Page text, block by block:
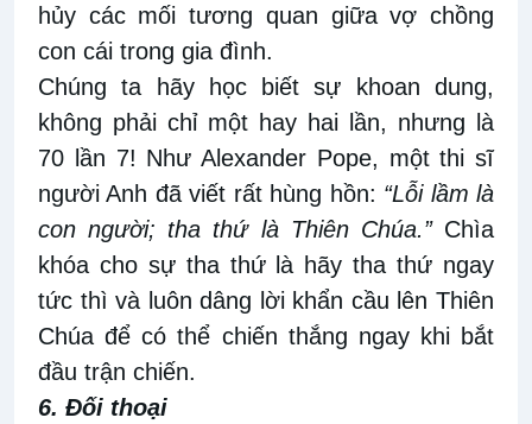
hủy các mối tương quan giữa vợ chồng
con cái trong gia đình.
Chúng ta hãy học biết sự khoan dung,
không phải chỉ một hay hai lần, nhưng là
70 lần 7! Như Alexander Pope, một thi sĩ
người Anh đã viết rất hùng hồn: “Lỗi lầm là
con người; tha thứ là Thiên Chúa.” Chìa
khóa cho sự tha thứ là hãy tha thứ ngay
tức thì và luôn dâng lời khẩn cầu lên Thiên
Chúa để có thể chiến thắng ngay khi bắt
đầu trận chiến.
6. Đối thoại